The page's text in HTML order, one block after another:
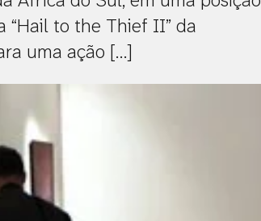
“Hail to the Thief II” da
uma ação […]